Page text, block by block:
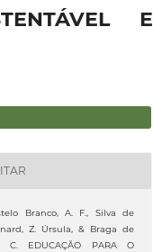
E
Branco, A. F., Silva de
Z. Úrsula, & Braga de
C. EDUCAÇÃO PARA O